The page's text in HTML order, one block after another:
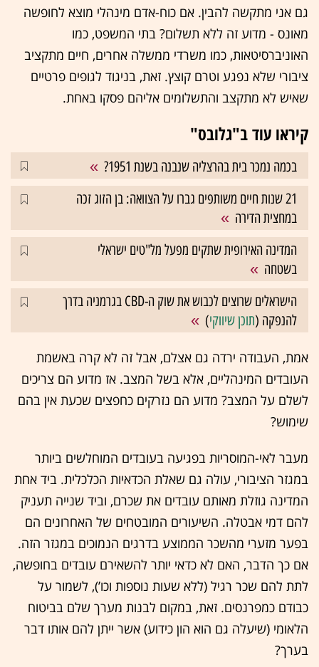
גם אני מתקשה להבין. אם כוח-אדם מינהלי מוצא לחופשה
מאונס - מדוע זה ללא תשלום? בתי המשפט, כמו
האוניברסיטאות, כמו משרדי ממשלה אחרים, חיים מתקציב
ציבורי שלא נפגע וטרם קוצץ. זאת, בניגוד לגופים פרטיים
שאיש לא מתקצב והתשלומים אליהם פסקו באחת.
קיראו עוד ב"גלובס"
בכמה נמכר בית בהרצליה שנבנה בשנת 1951?
21 שנות חיים משותפים גברו על הצוואה: בן הזוג זכה
במחצית הדירה
המדינה האירופית שתקים מפעל מל"טים ישראלי
בשטחה
הישראלים שרוצים לכבוש את שוק ה-CBD בגרמניה בדרך
להנפקה (תוכן שיווקי)
אמת, העבודה ירדה גם אצלם, אבל זה לא קרה באשמת
העובדים המינהליים, אלא בשל המצב. אז מדוע הם צריכים
לשלם על המצב? מדוע הם נזרקים כחפצים שכעת אין בהם
שימוש?
מעבר לאי-המוסריות בפגיעה בעובדים המוחלשים ביותר
במגזר הציבורי, עולה גם שאלת הכדאיות הכלכלית. ביד אחת
המדינה גוזלת מאותם עובדים את שכרם, וביד שנייה תעניק
להם דמי אבטלה. השיעורים המובטחים של האחרונים הם
בפער מזערי מהשכר הממוצע בדרגים הנמוכים במגזר הזה.
אם כך הדבר, האם לא כדאי יותר להשאירם עובדים בחופשה,
לתת להם שכר רגיל (ללא שעות נוספות וכו’), לשמור על
כבודם כמפרנסים. זאת, במקום לבנות מערך שלם בביטוח
הלאומי (שיעלה גם הוא הון כידוע) אשר ייתן להם אותו דבר
בערך?